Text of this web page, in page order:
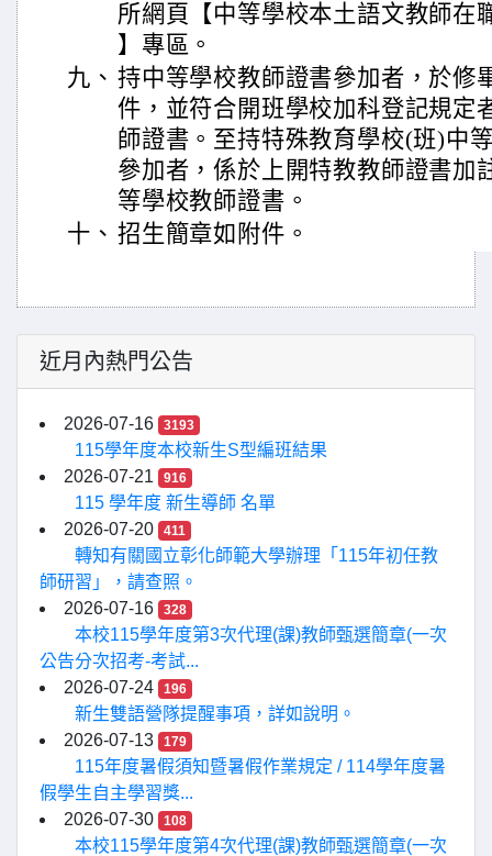
所網頁【中等學校本土語文教師在
】專區。
九、 持中等學校教師證書參加者，於修
件，並符合開班學校加科登記規定
師證書。至持特殊教育學校(班)中
參加者，係於上開特教教師證書加
等學校教師證書。
十、 招生簡章如附件。
近月內熱門公告
2026-07-16 3193
115學年度本校新生S型編班結果
2026-07-21
916
115 學年度 新生導師 名單
2026-07-20
411
轉知有關國立彰化師範大學辦理「115年初任教
師研習」，請查照。
2026-07-16
328
本校115學年度第3次代理(課)教師甄選簡章(一次
公告分次招考-考試...
2026-07-24
196
新生雙語營隊提醒事項，詳如說明。
2026-07-13
179
115年度暑假須知暨暑假作業規定 / 114學年度暑
假學生自主學習獎...
2026-07-30
108
本校115學年度第4次代理(課)教師甄選簡章(一次